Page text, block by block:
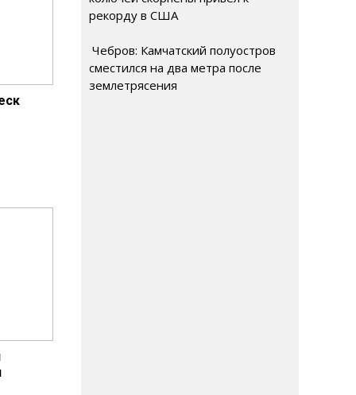
рекорду в США
Чебров: Камчатский полуостров
сместился на два метра после
землетрясения